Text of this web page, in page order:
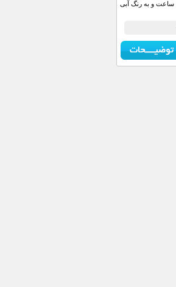
ساعت و به رنگ آبی